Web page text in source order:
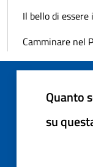
Il bello di
Camminare nel
Quanto
su